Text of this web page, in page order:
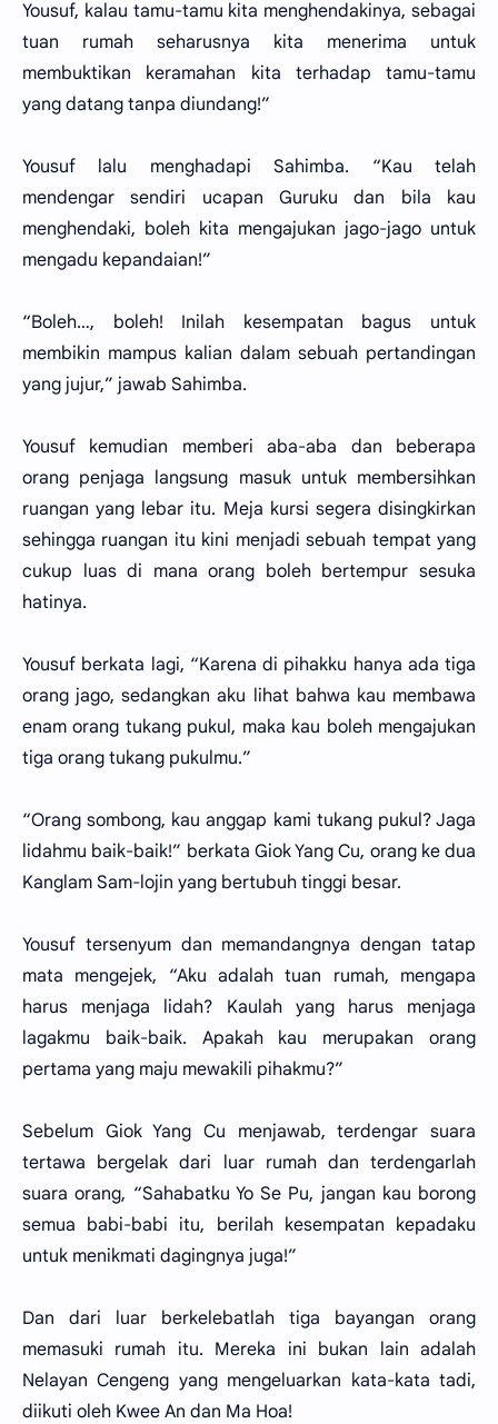
Yousuf, kalau tamu-tamu kita menghendakinya, sebagai
tuan rumah seharusnya kita menerima untuk
membuktikan keramahan kita terhadap tamu-tamu
yang datang tanpa diundang!”
Yousuf lalu menghadapi Sahimba. “Kau telah
mendengar sendiri ucapan Guruku dan bila kau
menghendaki, boleh kita mengajukan jago-jago untuk
mengadu kepandaian!”
“Boleh…, boleh! Inilah kesempatan bagus untuk
membikin mampus kalian dalam sebuah pertandingan
yang jujur,” jawab Sahimba.
Yousuf kemudian memberi aba-aba dan beberapa
orang penjaga langsung masuk untuk membersihkan
ruangan yang lebar itu. Meja kursi segera disingkirkan
sehingga ruangan itu kini menjadi sebuah tempat yang
cukup luas di mana orang boleh bertempur sesuka
hatinya.
Yousuf berkata lagi, “Karena di pihakku hanya ada tiga
orang jago, sedangkan aku lihat bahwa kau membawa
enam orang tukang pukul, maka kau boleh mengajukan
tiga orang tukang pukulmu.”
“Orang sombong, kau anggap kami tukang pukul? Jaga
lidahmu baik-baik!” berkata Giok Yang Cu, orang ke dua
Kanglam Sam-lojin yang bertubuh tinggi besar.
Yousuf tersenyum dan memandangnya dengan tatap
mata mengejek, “Aku adalah tuan rumah, mengapa
harus menjaga lidah? Kaulah yang harus menjaga
lagakmu baik-baik. Apakah kau merupakan orang
pertama yang maju mewakili pihakmu?”
Sebelum Giok Yang Cu menjawab, terdengar suara
tertawa bergelak dari luar rumah dan terdengarlah
suara orang, “Sahabatku Yo Se Pu, jangan kau borong
semua babi-babi itu, berilah kesempatan kepadaku
untuk menikmati dagingnya juga!”
Dan dari luar berkelebatlah tiga bayangan orang
memasuki rumah itu. Mereka ini bukan lain adalah
Nelayan Cengeng yang mengeluarkan kata-kata tadi,
diikuti oleh Kwee An dan Ma Hoa!